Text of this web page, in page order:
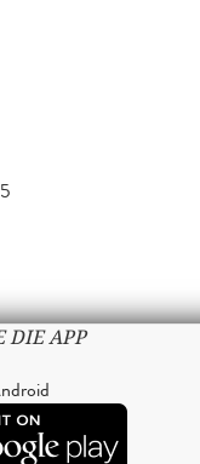
DIE APP